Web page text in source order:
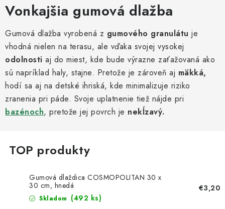
Chovateľské potreby
Prístrešky
Vonkajšia dlažba
Kontakty
Kachle
Vonkajšia gumová dlažba
Gumová dlažba vyrobená z gumového granulátu je
vhodná nielen na terasu, ale vďaka svojej vysokej
odolnosti aj do miest, kde bude výrazne zaťažovaná ako
sú napríklad haly, stajne. Pretože je zároveň aj mäkká,
hodí sa aj na detské ihriská, kde minimalizuje riziko
zranenia pri páde. Svoje uplatnenie tiež nájde pri
bazénoch, pretože jej povrch je nekĺzavý.
Gumová dlaždica COSMOPOLITAN 30 x
30 cm, hnedá
Skladom (492 ks)
€3,20